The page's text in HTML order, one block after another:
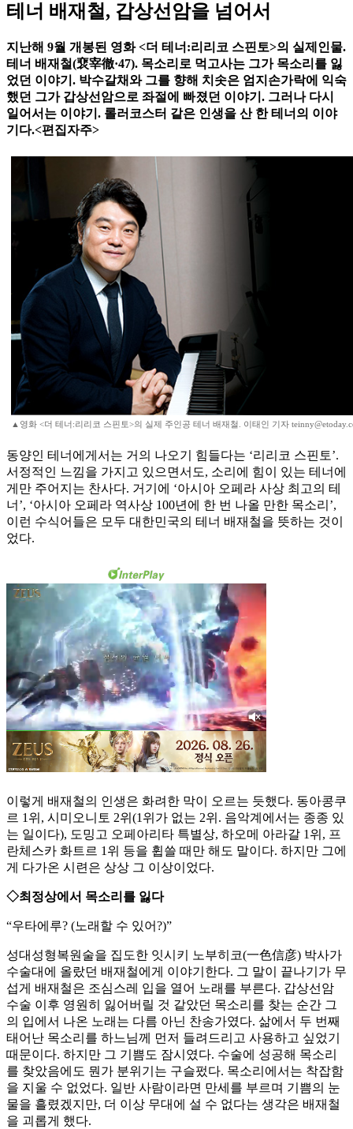
테너 배재철, 갑상선암을 넘어서
지난해 9월 개봉된 영화 <더 테너:리리코 스핀토>의 실제인물.
테너 배재철(裵宰徹·47). 목소리로 먹고사는 그가 목소리를 잃
었던 이야기. 박수갈채와 그를 향해 치솟은 엄지손가락에 익숙
했던 그가 갑상선암으로 좌절에 빠졌던 이야기. 그러나 다시
일어서는 이야기. 롤러코스터 같은 인생을 산 한 테너의 이야
기다.<편집자주>
▲영화 <더 테너:리리코 스핀토>의 실제 주인공 테너 배재철. 이태인 기자
동양인 테너에게서는 거의 나오기 힘들다는 ‘리리코 스핀토’.
서정적인 느낌을 가지고 있으면서도, 소리에 힘이 있는 테너에
게만 주어지는 찬사다. 거기에 ‘아시아 오페라 사상 최고의 테
너’, ‘아시아 오페라 역사상 100년에 한 번 나올 만한 목소리’,
이런 수식어들은 모두 대한민국의 테너 배재철을 뜻하는 것이
었다.
이렇게 배재철의 인생은 화려한 막이 오르는 듯했다. 동아콩쿠
르 1위, 시미오니토 2위(1위가 없는 2위. 음악계에서는 종종 있
는 일이다), 도밍고 오페아리타 특별상, 하오메 아라갈 1위, 프
란체스카 화트르 1위 등을 휩쓸 때만 해도 말이다. 하지만 그에
게 다가온 시련은 상상 그 이상이었다.
◇최정상에서 목소리를 잃다
“우타에루? (노래할 수 있어?)”
성대성형복원술을 집도한 잇시키 노부히코(一色信彦) 박사가
수술대에 올랐던 배재철에게 이야기한다. 그 말이 끝나기가 무
섭게 배재철은 조심스레 입을 열어 노래를 부른다. 갑상선암
수술 이후 영원히 잃어버릴 것 같았던 목소리를 찾는 순간 그
의 입에서 나온 노래는 다름 아닌 찬송가였다. 삶에서 두 번째
태어난 목소리를 하느님께 먼저 들려드리고 사용하고 싶었기
때문이다. 하지만 그 기쁨도 잠시였다. 수술에 성공해 목소리
를 찾았음에도 뭔가 분위기는 구슬펐다. 목소리에서는 착잡함
을 지울 수 없었다. 일반 사람이라면 만세를 부르며 기쁨의 눈
물을 흘렸겠지만, 더 이상 무대에 설 수 없다는 생각은 배재철
을 괴롭게 했다.